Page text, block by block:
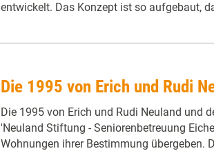
entwickelt. Das Konzept ist so aufgebaut,
Die 1995 von Erich und Rudi
Die 1995 von Erich und Rudi Neuland und
'Neuland Stiftung - Seniorenbetreuung
Wohnungen ihrer Bestimmung übergeben.